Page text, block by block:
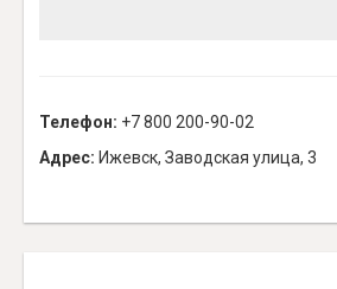
Телефон: +7 800 200-90-02
Адрес: Ижевск, Заводская улица, 3